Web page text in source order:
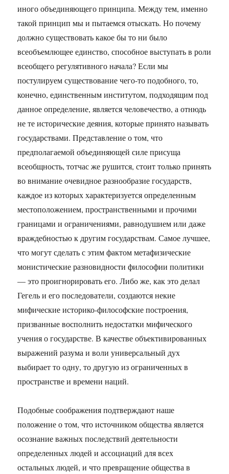
иного объединяющего принципа. Между тем, именно
такой принцип мы и пытаемся отыскать. Но почему
должно существовать какое бы то ни было
всеобъемлющее единство, способное выступать в роли
всеобщего регулятивного начала? Если мы
постулируем существование чего-то подобного, то,
конечно, единственным институтом, подходящим под
данное определение, является человечество, а отнюдь
не те исторические деяния, которые принято называть
государствами. Представление о том, что
предполагаемой объединяющей силе присуща
всеобщность, тотчас же рушится, стоит только принять
во внимание очевидное разнообразие государств,
каждое из которых характеризуется определенным
местоположением, пространственными и прочими
границами и ограничениями, равнодушием или даже
враждебностью к другим государствам. Самое лучшее,
что могут сделать с этим фактом метафизические
монистические разновидности философии политики
— это проигнорировать его. Либо же, как это делал
Гегель и его последователи, создаются некие
мифические историко-философские построения,
призванные восполнить недостатки мифического
учения о государстве. В качестве объективированных
выражений разума и воли универсальный дух
выбирает то одну, то другую из ограниченных в
пространстве и времени наций.
Подобные соображения подтверждают наше
положение о том, что источником общества является
осознание важных последствий деятельности
определенных людей и ассоциаций для всех
остальных людей, и что превращение общества в